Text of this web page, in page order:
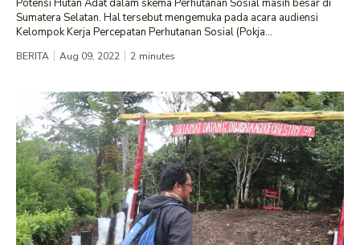
Potensi Hutan Adat dalam skema Perhutanan Sosial masih besar di
Sumatera Selatan. Hal tersebut mengemuka pada acara audiensi
Kelompok Kerja Percepatan Perhutanan Sosial (Pokja...
BERITA Aug 09, 2022 2 minutes